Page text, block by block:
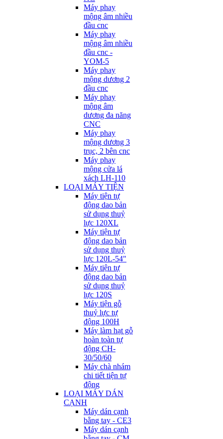
Máy phay
mộng âm nhiều
đầu cnc
Máy phay
mộng âm nhiều
đầu cnc -
YOM-5
Máy phay
mộng dương 2
đầu cnc
Máy phay
mộng âm
dương đa năng
CNC
Máy phay
mộng dương 3
trục, 2 bên cnc
Máy phay
mộng cửa lá
xách LH-110
LOẠI MÁY TIỆN
Máy tiện tự
động dao bản
sử dụng thuỷ
lực 120XL
Máy tiện tự
động dao bản
sử dụng thuỷ
lực 120L-54"
Máy tiện tự
động dao bản
sử dụng thuỷ
lực 120S
Máy tiện gỗ
thuỷ lực tự
động 100H
Máy làm hạt gỗ
hoàn toàn tự
động CH-
30/50/60
Máy chà nhám
chi tiết tiện tự
động
LOẠI MÁY DÁN
CẠNH
Máy dán cạnh
bằng tay - CE3
Máy dán cạnh